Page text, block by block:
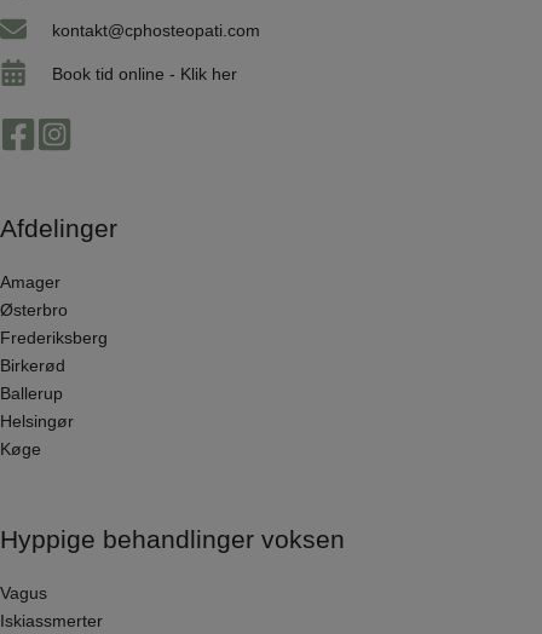
kontakt@cphosteopati.com
Book tid online - Klik her
Afdelinger
Amager
Østerbro
Frederiksberg
Birkerød
Ballerup
Helsingør
Køge
Hyppige behandlinger voksen
Vagus
Iskiassmerter